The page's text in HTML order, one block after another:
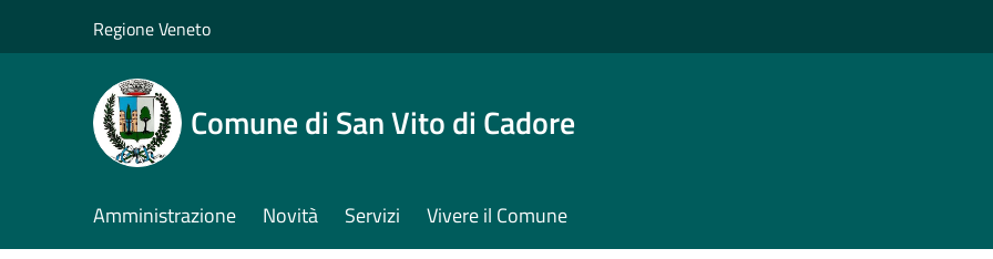
Regione Veneto
Comune di San Vito di Cadore
Amministrazione Novità Servizi Vivere il Comune